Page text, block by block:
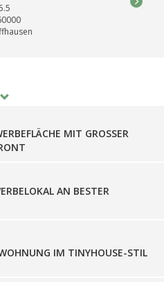
MIT GROSSER
AN BESTER
IM TINYHOUSE-STIL